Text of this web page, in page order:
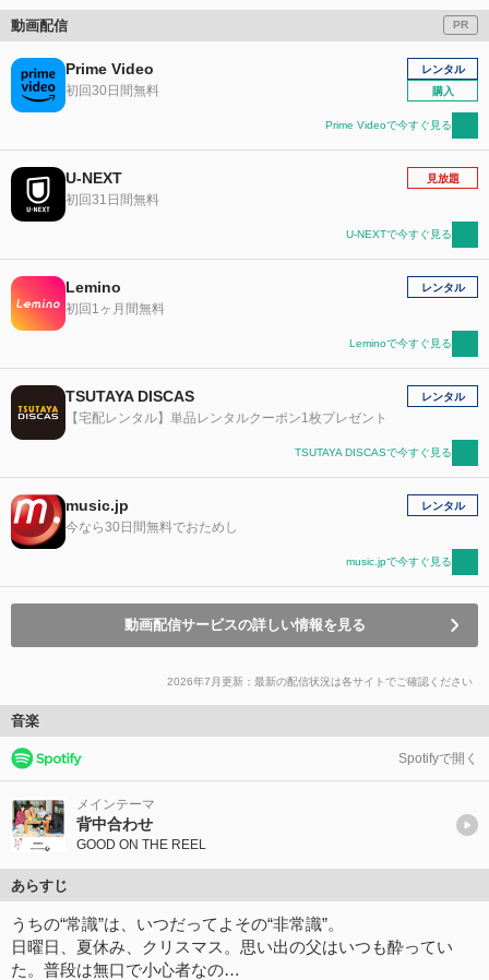
動画配信 PR
Prime Video
初回30日間無料
レンタル
購入
Prime Videoで今すぐ見る
U-NEXT
初回31日間無料
見放題
U-NEXTで今すぐ見る
Lemino
初回1ヶ月間無料
レンタル
Leminoで今すぐ見る
TSUTAYA DISCAS
【宅配レンタル】単品レンタルクーポン1枚プレゼント
レンタル
TSUTAYA DISCASで今すぐ見る
music.jp
今なら30日間無料でおためし
レンタル
music.jpで今すぐ見る
動画配信サービスの詳しい情報を見る
2026年7月更新：最新の配信状況は各サイトでご確認ください
音楽
Spotifyで開く
メインテーマ
背中合わせ
GOOD ON THE REEL
あらすじ
うちの“常識”は、いつだってよその“非常識”。
日曜日、夏休み、クリスマス。思い出の父はいつも酔ってい
た。普段は無口で小心者なの…